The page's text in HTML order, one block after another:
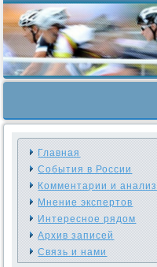
Главная
События в России
Комментарии и анализ
Мнение экспертов
Интересное рядом
Архив записей
Связь и нами